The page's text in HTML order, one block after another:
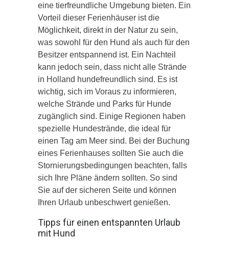
eine tierfreundliche Umgebung bieten. Ein
Vorteil dieser Ferienhäuser ist die
Möglichkeit, direkt in der Natur zu sein,
was sowohl für den Hund als auch für den
Besitzer entspannend ist. Ein Nachteil
kann jedoch sein, dass nicht alle Strände
in Holland hundefreundlich sind. Es ist
wichtig, sich im Voraus zu informieren,
welche Strände und Parks für Hunde
zugänglich sind. Einige Regionen haben
spezielle Hundestrände, die ideal für
einen Tag am Meer sind. Bei der Buchung
eines Ferienhauses sollten Sie auch die
Stornierungsbedingungen beachten, falls
sich Ihre Pläne ändern sollten. So sind
Sie auf der sicheren Seite und können
Ihren Urlaub unbeschwert genießen.
Tipps für einen entspannten Urlaub
mit Hund